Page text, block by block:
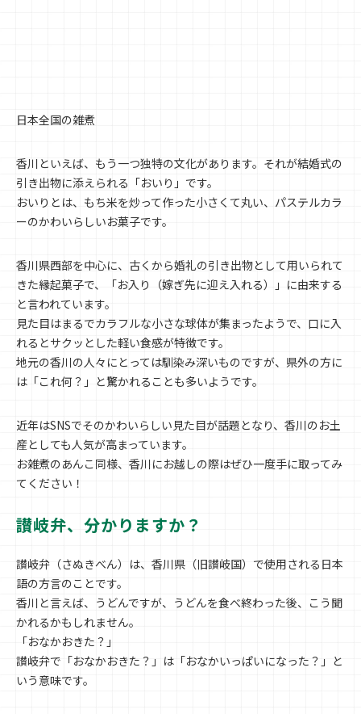
日本全国の雑煮
香川といえば、もう一つ独特の文化があります。それが結婚式の
引き出物に添えられる「おいり」です。
おいりとは、もち米を炒って作った小さくて丸い、パステルカラ
ーのかわいらしいお菓子です。
香川県西部を中心に、古くから婚礼の引き出物として用いられて
きた縁起菓子で、「お入り（嫁ぎ先に迎え入れる）」に由来する
と言われています。
見た目はまるでカラフルな小さな球体が集まったようで、口に入
れるとサクッとした軽い食感が特徴です。
地元の香川の人々にとっては馴染み深いものですが、県外の方に
は「これ何？」と驚かれることも多いようです。
近年はSNSでそのかわいらしい見た目が話題となり、香川のお土
産としても人気が高まっています。
お雑煮のあんこ同様、香川にお越しの際はぜひ一度手に取ってみ
てください！
讃岐弁、分かりますか？
讃岐弁（さぬきべん）は、香川県（旧讃岐国）で使用される日本
語の方言のことです。
香川と言えば、うどんですが、うどんを食べ終わった後、こう聞
かれるかもしれません。
「おなかおきた？」
讃岐弁で「おなかおきた？」は「おなかいっぱいになった？」と
いう意味です。